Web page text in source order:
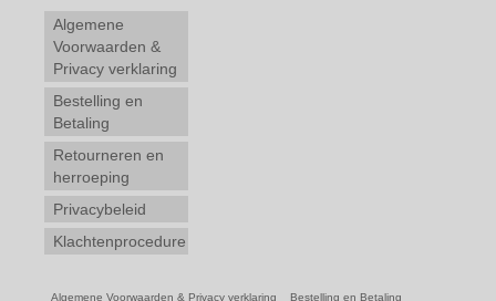
Algemene
Voorwaarden &
Privacy verklaring
Bestelling en
Betaling
Retourneren en
herroeping
Privacybeleid
Klachtenprocedure
Algemene Voorwaarden & Privacy verklaring Bestelling en Betaling